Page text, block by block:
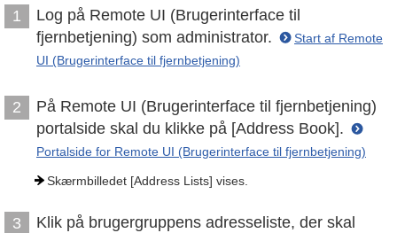
1
Log på Remote UI (Brugerinterface til
fjernbetjening) som administrator.
Start af Remote
UI (Brugerinterface til fjernbetjening)
2
På Remote UI (Brugerinterface til fjernbetjening)
portalside skal du klikke på [Address Book].
Portalside for Remote UI (Brugerinterface til fjernbetjening)
Skærmbilledet [Address Lists] vises.
3
Klik på brugergruppens adresseliste, der skal